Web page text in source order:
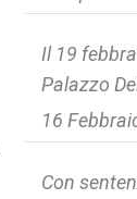
Il 19
Palazzo
16
Con